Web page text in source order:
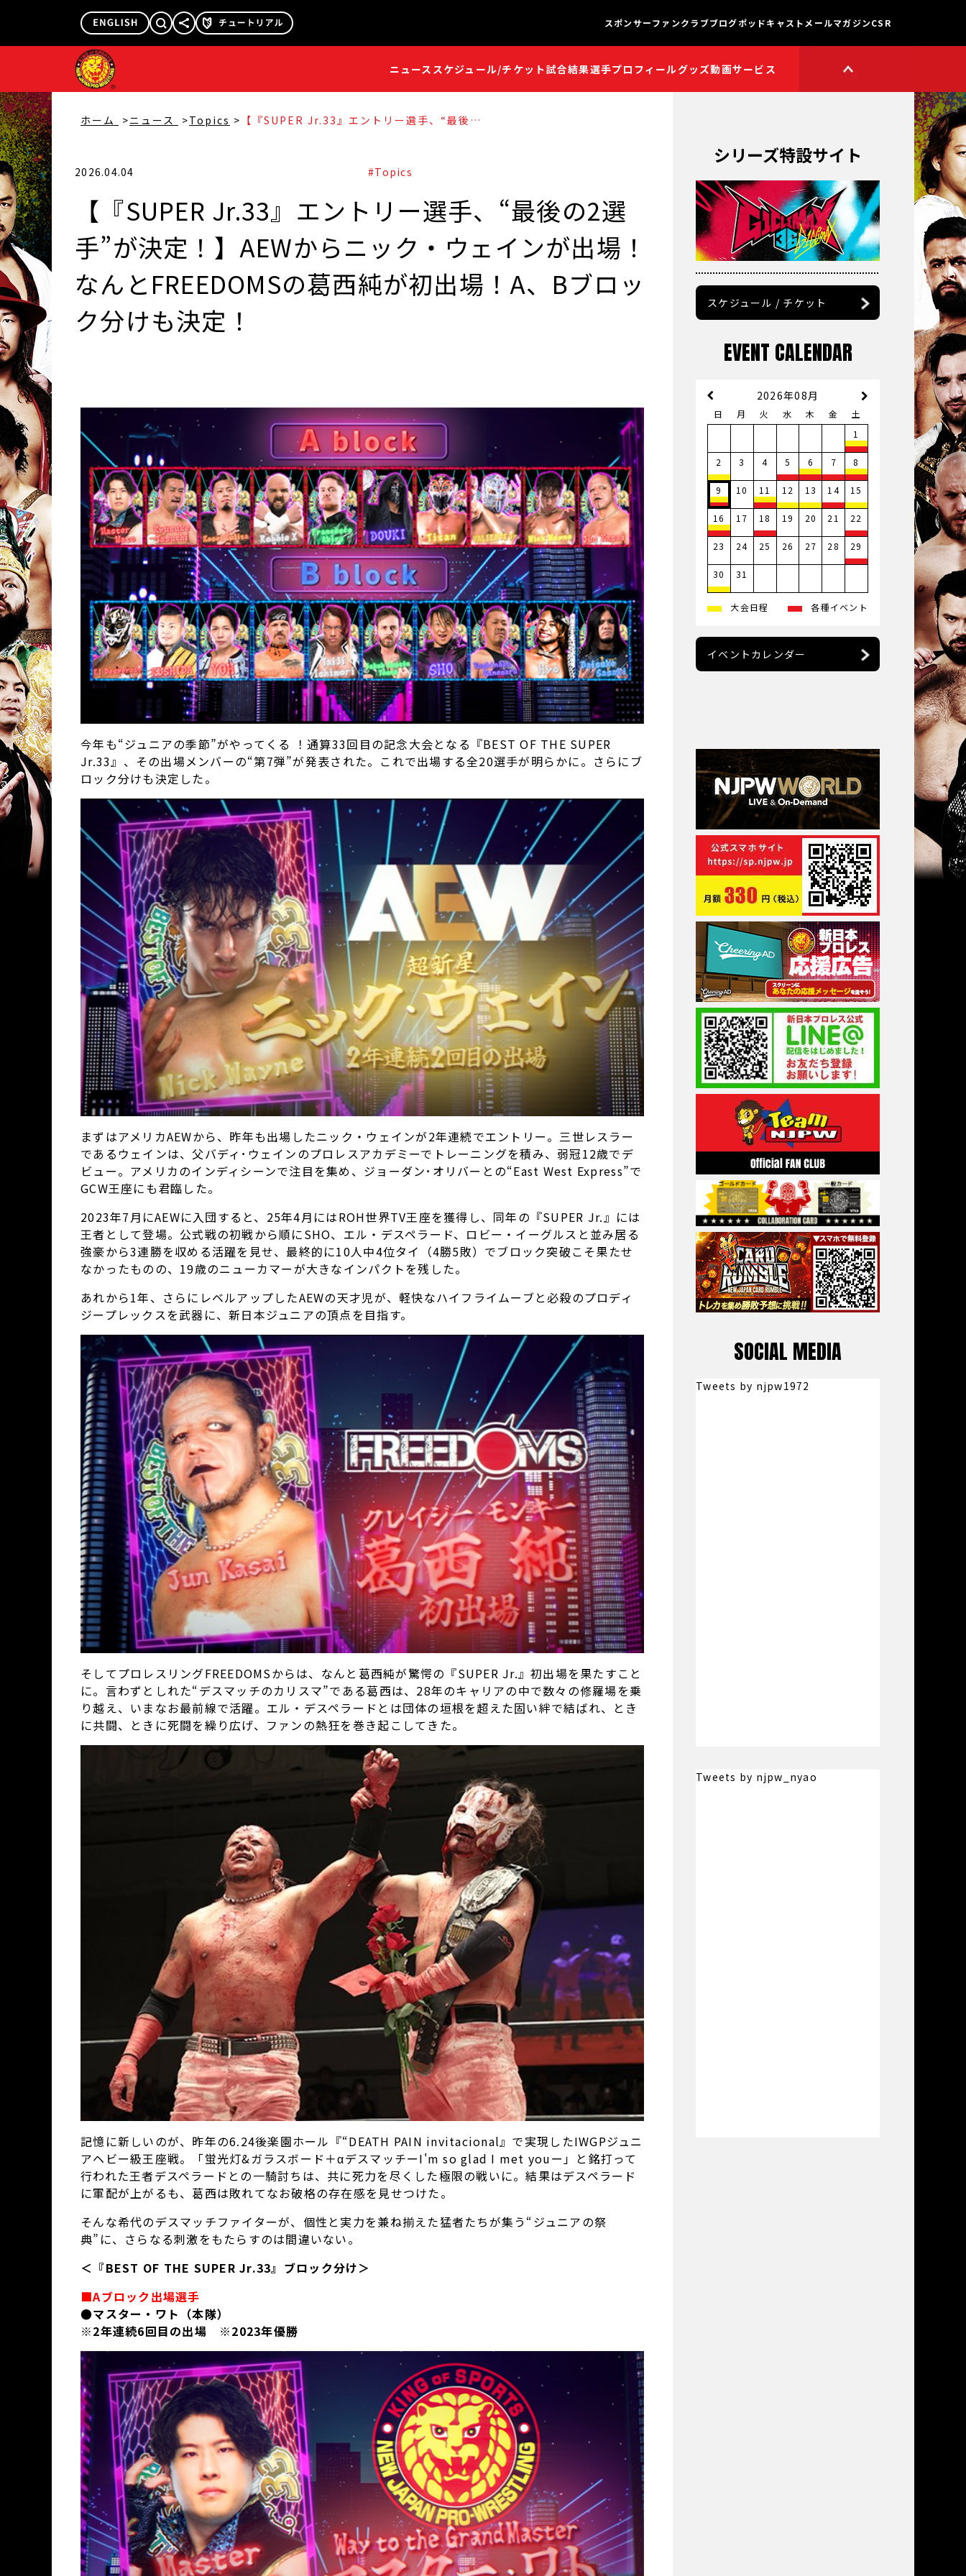
ニュース スケジュール/チケット試合結果選手プロフィールグッズ動画サービス
獣神サンダー・ライガー
矢野通プロデュース!!
スイーツ真壁チャンネル
聖帝タイチのゲーム実況
チャンネル
鷹木信悟ちゃんねる
オーカーンチャンネル
スポンサーファンクラブブログポッドキャスト メールマガジンCSR
ホーム ニュース Topics 【『SUPER Jr.33』エントリー選手、“最後の
2026.04.04
#Topics
【『SUPER Jr.33』エントリー選手、“最後の2選
手”が決定！】AEWからニック・ウェインが出場！
なんとFREEDOMSの葛西純が初出場！A、Bブロッ
ク分けも決定！
今年も“ジュニアの季節”がやってくる ！通算33回目の記念大会となる『BEST OF THE SUPER
Jr.33』、その出場メンバーの“第7弾”が発表された。これで出場する全20選手が明らかに。さらにブ
ロック分けも決定した。
まずはアメリカAEWから、昨年も出場したニック・ウェインが2年連続でエントリー。三世レスラー
であるウェインは、父バディ･ウェインのプロレスアカデミーでトレーニングを積み、弱冠12歳でデ
ビュー。アメリカのインディシーンで注目を集め、ジョーダン･オリバーとの“East West Express”で
GCW王座にも君臨した。
2023年7月にAEWに入団すると、25年4月にはROH世界TV王座を獲得し、同年の『SUPER Jr.』には
王者として登場。公式戦の初戦から順にSHO、エル・デスペラード、ロビー・イーグルスと並み居る
強豪から3連勝を収める活躍を見せ、最終的に10人中4位タイ（4勝5敗）でブロック突破こそ果たせ
なかったものの、19歳のニューカマーが大きなインパクトを残した。
あれから1年、さらにレベルアップしたAEWの天才児が、軽快なハイフライムーブと必殺のプロディ
ジープレックスを武器に、新日本ジュニアの頂点を目指す。
そしてプロレスリングFREEDOMSからは、なんと葛西純が驚愕の『SUPER Jr.』初出場を果たすこと
に。言わずとしれた“デスマッチのカリスマ”である葛西は、28年のキャリアの中で数々の修羅場を乗
り越え、いまなお最前線で活躍。エル・デスペラードとは団体の垣根を超えた固い絆で結ばれ、とき
に共闘、ときに死闘を繰り広げ、ファンの熱狂を巻き起こしてきた。
記憶に新しいのが、昨年の6.24後楽園ホール『“DEATH PAIN invitacional』で実現したIWGPジュニ
アヘビー級王座戦。「蛍光灯&ガラスボード＋αデスマッチーI'm so glad I met youー」と銘打って
行われた王者デスペラードとの一騎討ちは、共に死力を尽くした極限の戦いに。結果はデスペラード
に軍配が上がるも、葛西は敗れてなお破格の存在感を見せつけた。
そんな希代のデスマッチファイターが、個性と実力を兼ね揃えた猛者たちが集う“ジュニアの祭
典”に、さらなる刺激をもたらすのは間違いない。
＜『BEST OF THE SUPER Jr.33』ブロック分け＞
■Aブロック出場選手
●マスター・ワト（本隊）
※2年連続6回目の出場 ※2023年優勝
シリーズ特設サイト
スケジュール / チケット
EVENT CALENDAR
2026年08月
日 月 火 水 木 金
土
1
2 3 4 5 6 7 8
9 10 11 12 13 14 15
16 17 18 19 20 21 22
23 24 25 26 27 28 29
30 31
大会日程 各種イベント
イベントカレンダー
SOCIAL MEDIA
Tweets by njpw1972
Tweets by njpw_nyao